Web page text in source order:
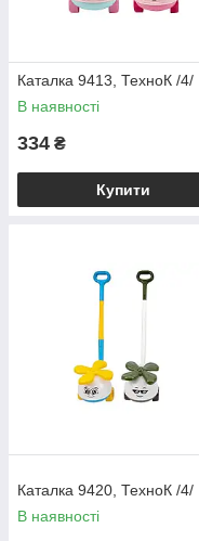
Каталка 9413, ТехноК /4/
В наявності
334 ₴
Купити
Каталка 9420, ТехноК /4/
В наявності